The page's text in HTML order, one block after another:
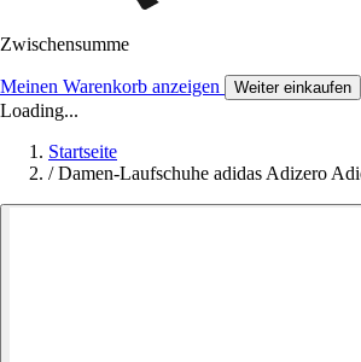
Zwischensumme
Meinen Warenkorb anzeigen Weiter einkaufen
Loading...
Startseite
/ Damen-Laufschuhe adidas Adizero